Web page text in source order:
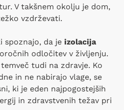
V takšnem okolju je dom,
vzdrževati.
spoznajo, da je izolacija
odločitev v življenju.
tudi na zdravje. Ko
in ne nabirajo vlage, se
ki je eden najpogostejših
in zdravstvenih težav pri